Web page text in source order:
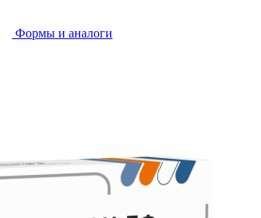
Формы и аналоги